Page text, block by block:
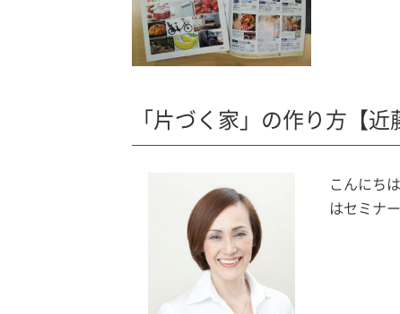
「片づく家」の作り方【
こんにち
はセミナ